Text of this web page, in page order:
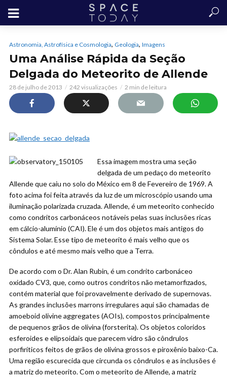
Astronomia, Astrofísica e Cosmologia, Geologia, Imagens
Uma Análise Rápida da Seção
Delgada do Meteorito de Allende
28 de julho de 2013 242 visualizações 2 min de leitura
Essa imagem mostra uma seção
delgada de um pedaço do meteorito
Allende que caiu no solo do México em 8 de Fevereiro de 1969. A
foto acima foi feita através da luz de um microscópio usando uma
iluminação polarizada cruzada. Allende, é um meteorito conhecido
como condritos carbonáceos notáveis pelas suas inclusões ricas
em cálcio-alumínio (CAI). Ele é um dos objetos mais antigos do
Sistema Solar. Esse tipo de meteorito é mais velho que os
côndulos e até mesmo mais velho que a Terra.
De acordo com o Dr. Alan Rubin, é um condrito carbonáceo
oxidado CV3, que, como outros condritos não metamorfizados,
contém material que foi provavelmente derivado de supernovas.
As grandes inclusões marrons irregulares aqui são chamadas de
amoeboid olivine aggregates (AOIs), compostos principalmente
de pequenos grãos de olivina (forsterita). Os objetos coloridos
esferoides e elipsoidais que parecem vidro são côndrulos
porfiríticos feitos de grãos de olivina grossos e piroxênio baixo-Ca.
Uma região escurecida que circunda os côndrulos e as inclusões é
a matriz do meteorito. Com o meteorito de Allende, a matriz